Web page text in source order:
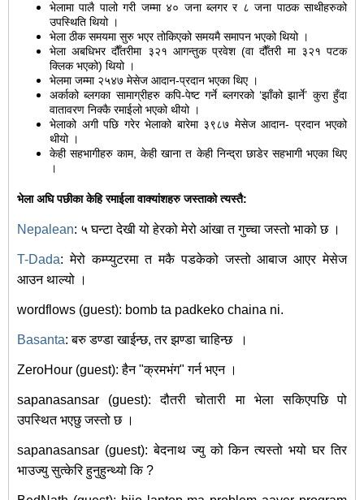
भेलामा पालै पालो गरी जम्मा ४० जना ब्लगर र ८ जना पाठक साथीहरुको
उपस्थिति थियो ।
भेला ठीक समयमा सुरु भएर तोकिएको समयमै समापन भएको थियो ।
भेला अबधिभर दौँतरीमा ३२१ आगन्तुक प्रवेश (वा दौँतरी मा ३२१ पटक
क्लिक भएको) थियो ।
भेलमा जम्मा २५४७ मेसेज आदान-प्रदान भएका थिए ।
अर्काको ब्लगका सामाग्रीहरु कपि-पेष्ट गर्ने ब्लगरको ‘झाँको झार्ने’ कुरा हुँदा
वातावरण निक्कै रमाईलो भएको थीयो ।
भेलाको अगी पछि गरेर भेलाको बारेमा ३९८७ मेसेज आदान- प्रदान भएको
थीयो ।
केही सहभागीहरु काम, केही खाना त केही निन्द्रा छाडेर सहभागी भएका थिए
।
भेला अघि पछीका केहि रमाईला वाक्यांशहरु जस्ताको त्यस्तै:
Nepalean: ५ घन्टा देखी यो हेरको मेरो आंखा त गुच्चा जस्तो भाको छ ।
T-Dada: मेरो कम्प्युटरमा त मकै पडकेको जस्तो आबाज आएर मेसेज
आउन थाल्यो ।
wordflows (guest): bomb ta padkeko chaina ni.
Basanta: बरु डण्डा खाईन्छ, तर झण्डा चाहिन्छ ।
ZeroHour (guest): हैन "क्रमभंग" गर्न भएन ।
sapanasansar (guest): दौतरी चोतारी मा भेला सकिएपछि पो
उपस्थित भएछु जस्तो छ ।
sapanasansar (guest): बेदनाथ ज्यु को किन त्यस्तो भयो घर तिर
भाउज्यु सुत्केरि हुनुहुन्थ्यो कि ?